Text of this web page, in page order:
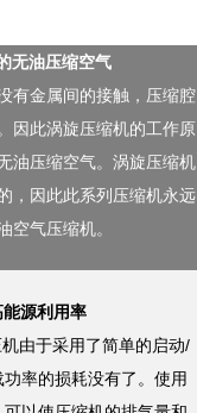
无油压缩空气
有金属间的接触，压缩腔
因此涡旋压缩机的工作原
油压缩空气。涡旋压缩机
，因此此系列压缩机永远
空气压缩机。
源利用率
由于采用了简单的启动/
率的损耗没有了。使用